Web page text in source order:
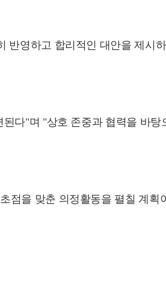
반영하고 합리적인 대안을 제시
다"며 "상호 존중과 협력을 바탕
점을 맞춘 의정활동을 펼칠 계획